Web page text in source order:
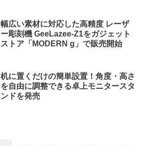
幅広い素材に対応した高精度 レーザ
ー彫刻機 GeeLazee-Z1をガジェット
ストア「MODERN g」で販売開始
机に置くだけの簡単設置！角度・高さ
を自由に調整できる卓上モニタースタ
ンドを発売